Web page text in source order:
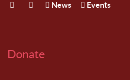
News Events
Donate